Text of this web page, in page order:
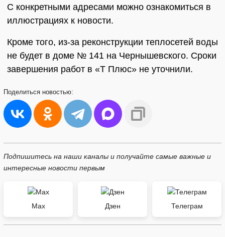
С конкретными адресами можно ознакомиться в
иллюстрациях к новости.
Кроме того, из-за реконструкции теплосетей воды
не будет в доме № 141 на Чернышевского. Сроки
завершения работ в «Т Плюс» не уточнили.
Поделиться новостью:
Подпишитесь на наши каналы и получайте самые важные и
интересные новости первым
Max Дзен Телеграм